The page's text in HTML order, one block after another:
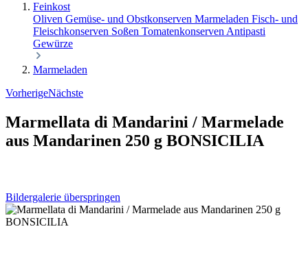
Feinkost
Oliven Gemüse- und Obstkonserven Marmeladen Fisch- und
Fleischkonserven Soßen Tomatenkonserven Antipasti
Gewürze
Marmeladen
VorherigeNächste
Marmellata di Mandarini / Marmelade
aus Mandarinen 250 g BONSICILIA
Bildergalerie überspringen